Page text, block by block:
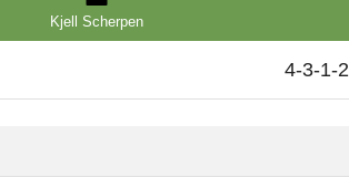
Kjell Scherpen
4-3-1-2